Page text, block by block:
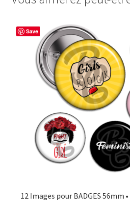
Vegan
o
o
e
s
t
e
r
g
e
r
Save
12 Images pour BADGES 56mm